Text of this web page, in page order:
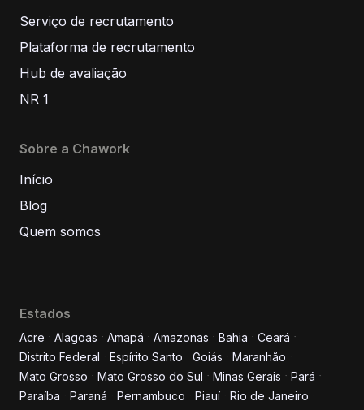
Informe seus dados para
conversar conosco!
Serviço de recrutamento
Plataforma de recrutamento
Hub de avaliação
NR 1
Sobre a Chawork
Início
Blog
Quem somos
Estados
Acre Alagoas Amapá Amazonas Bahia
Ceará
Distrito Federal
Espírito Santo Goiás
Maranhão
Mato Grosso
Mato Grosso do Sul Minas Gerais
Pará
Paraíba
Paraná Pernambuco Piauí
Rio de Janeiro